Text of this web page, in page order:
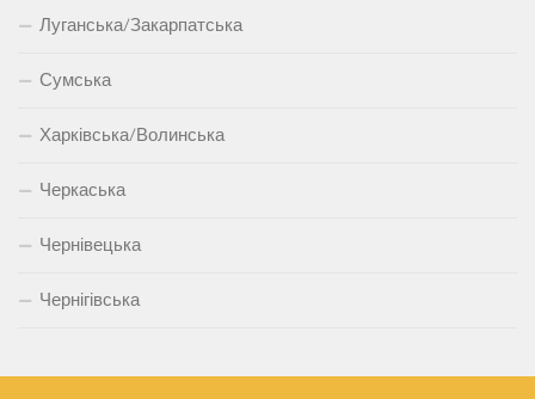
Луганська/Закарпатська
Сумська
Харківська/Волинська
Черкаська
Чернівецька
Чернігівська